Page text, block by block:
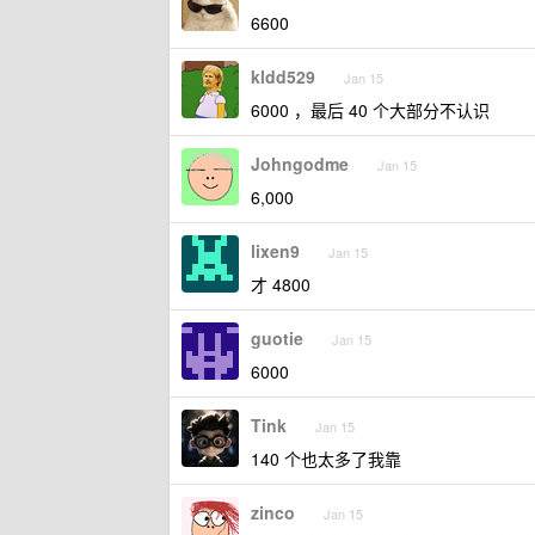
6600
kldd529 Jan 15
6000 ，最后 40 个大部分不认识
Johngodme Jan 15
6,000
lixen9 Jan 15
才 4800
guotie Jan 15
6000
Tink Jan 15
140 个也太多了我靠
zinco Jan 15